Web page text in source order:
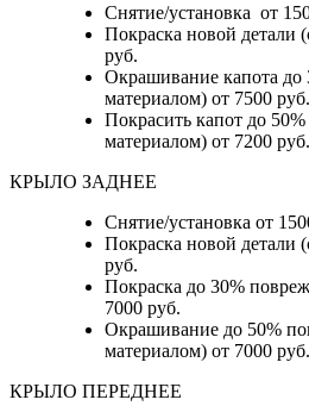
Снятие/установка от
Покраска новой детали
руб.
Окрашивание капота до
материалом) от 7500 руб.
Покрасить капот до
материалом) от 7200 руб.
КРЫЛО ЗАДНЕЕ
Снятие/установка от
Покраска новой детали
руб.
Покраска до 30%
7000 руб.
Окрашивание до 50%
материалом) от 7000 руб.
КРЫЛО ПЕРЕДНЕЕ